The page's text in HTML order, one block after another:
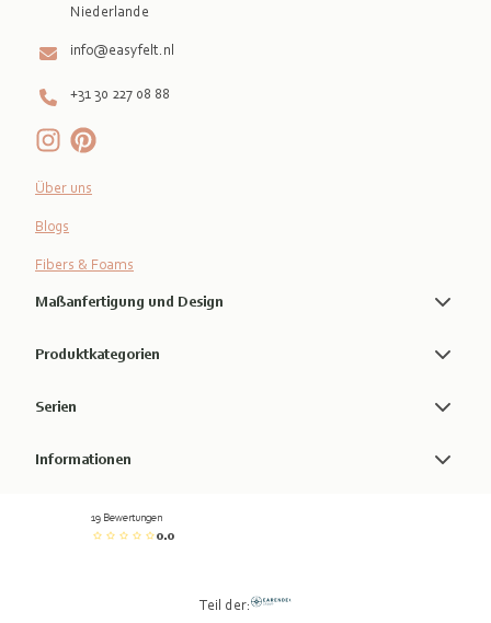
info@easyfelt.nl
+31 30 227 08 88
Über uns
Blogs
Fibers & Foams
Maßanfertigung und Design
Produktkategorien
Serien
Informationen
19 Bewertungen
0.0
Teil der: